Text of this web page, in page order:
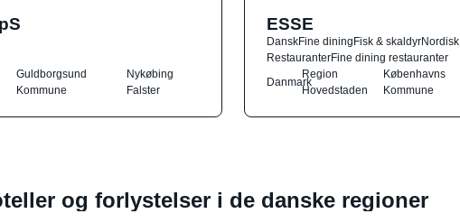
Guldborgsund
Kommune
Nykøbing
Falster
ESSE
DanskFine diningFisk & skaldyrNordisk
RestauranterFine dining restauranter
Danmark
Region
Hovedstaden
Københavns
Kommune
og forlystelser i de danske regioner